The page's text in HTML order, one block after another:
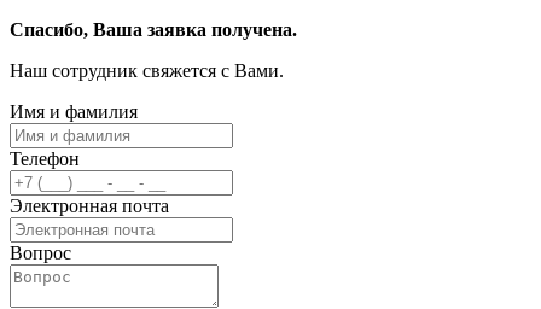
Спасибо, Ваша заявка получена.
Наш сотрудник свяжется с Вами.
Имя и фамилия
Телефон
Электронная почта
Вопрос